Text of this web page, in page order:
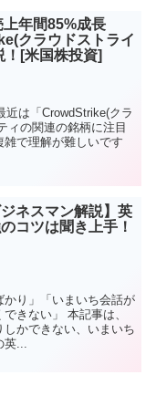
上年間85%成長
クラウドストライ
！[米国株投資]
近は「CrowdStrike(クラ
ィの関連の銘柄に注目
で理解が難しいです
ジネスマン解説】英
コツは聞き上手！
かり」「いまいち会話が
きない」 本記事は、
かできない、いまいち
...